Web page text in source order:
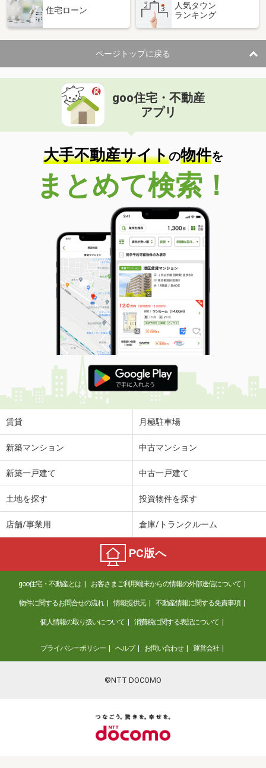
住宅ローン
人気タウン
ランキング
ページトップに戻る
goo住宅・不動産
アプリ
大手不動産サイトの物件を
まとめて検索！
賃貸 月極駐車場
新築マンション 中古マンション
新築一戸建て 中古一戸建て
土地を探す 投資物件を探す
店舗/事業用 倉庫/トランクルーム
PC版へ
goo住宅・不動産とは お客さまご利用端末からの情報の外部送信について
物件に関するお問合せの流れ 情報提供元 不動産情報に関する免責事項
個人情報の取り扱いについて 消費税に関する表記について
プライバシーポリシー ヘルプ お問い合わせ 運営会社
©NTT DOCOMO